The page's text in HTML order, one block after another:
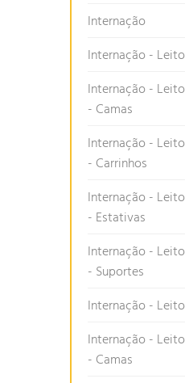
Internação
Internação -
Internação -
- Camas
Internação -
- Carrinhos
Internação -
- Estativas
Internação -
- Suportes
Internação -
Internação -
- Camas